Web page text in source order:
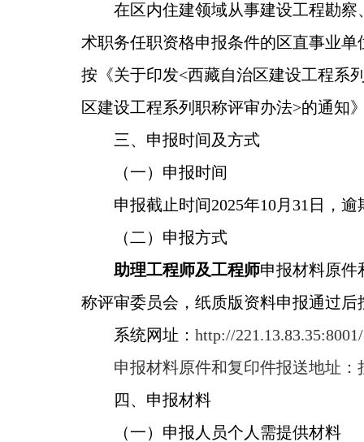
在区内住建领域从事建设工程勘
术职务任职资格申报条件的区直事业单
按《关于印发<西藏自治区建设工程系
区建设工程系列职称评审办法>的通知
三、 申报时间及方式
（一） 申报时间
申报截止时间2025年10月31日，
（二） 申报方式
助理工程师及工程师申报材料原件
称评审委员会，纸质版资料申报通过
系统网址： http://
申报材料原件和复印件报送地址
四、 申报材料
（一）申报人员个人需提供材料